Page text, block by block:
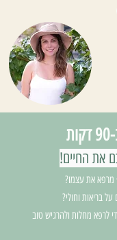
את החיים!
מרפא את עצמו?
בריאות וחולי?
לרפא מחלות ולהרגיש טוב